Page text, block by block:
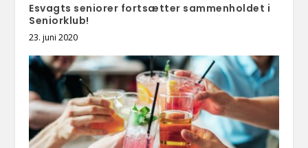
Esvagts seniorer fortsætter sammenholdet i
Seniorklub!
23. juni 2020